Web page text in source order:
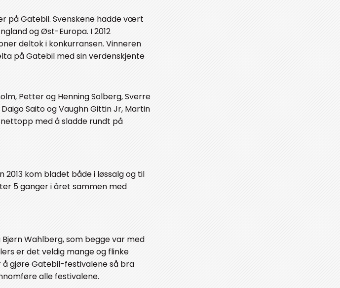
på Gatebil. Svenskene hadde vært
og Øst-Europa. I 2012
deltok i konkurransen. Vinneren
på Gatebil med sin verdenskjente
Petter og Henning Solberg, Sverre
Saito og Vaughn Gittin Jr, Martin
med å sladde rundt på
kom bladet både i løssalg og til
5 ganger i året sammen med
Wahlberg, som begge var med
er det veldig mange og flinke
gjøre Gatebil-festivalene så bra
alle festivalene.